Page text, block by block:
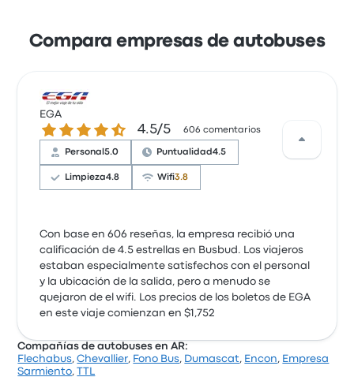
Compara empresas de autobuses
EGA
4.5 de 5 estrellas4.5/5 606 comentarios
Personal5.0 Puntualidad4.5
Limpieza4.8 Wifi3.8
Con base en 606 reseñas, la empresa recibió una
calificación de 4.5 estrellas en Busbud. Los viajeros
estaban especialmente satisfechos con el personal
y la ubicación de la salida, pero a menudo se
quejaron de el wifi. Los precios de los boletos de EGA
en este viaje comienzan en $1,752
Compañías de autobuses en AR:
Flechabus,Chevallier, Fono Bus, Dumascat, Encon, Empresa
Sarmiento,TTL